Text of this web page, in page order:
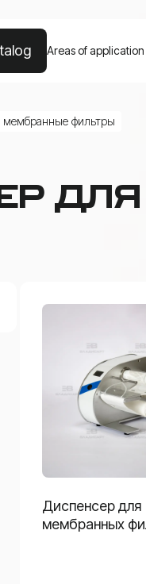
Areas of application
мембранные фильтры
Диспенсер для
мембранных